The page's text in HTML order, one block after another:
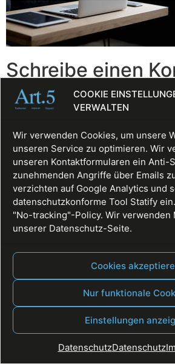
COOKIE
VERWALTEN
Wir verwenden Cookies, um unsere
unseren Service zu optimieren. Wir
unseren Kontaktformularen ein Anti-
zunehmenden Angriffe über Emails
verzichten auf Google Analytics und
datenschutzkonforme Tool Statify
"No-tracking"-Policy. Wir verwenden
unserer Datenschutz-Seite.
Cookies
Nur funktionale
Einstellungen
DatenschutzDatenschutz
Schreibe einen
Du musstangemeldetsein, um einen
abzugeben.
Alle Rechte